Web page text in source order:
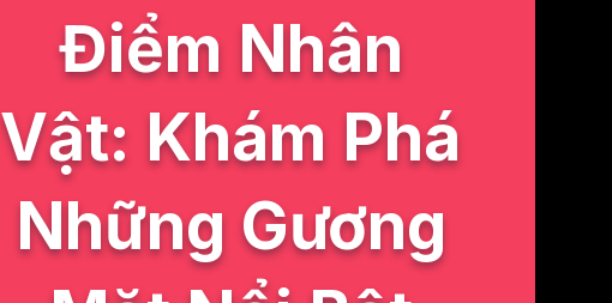
Điểm Nhân
Vật: Khám Phá
Những Gương